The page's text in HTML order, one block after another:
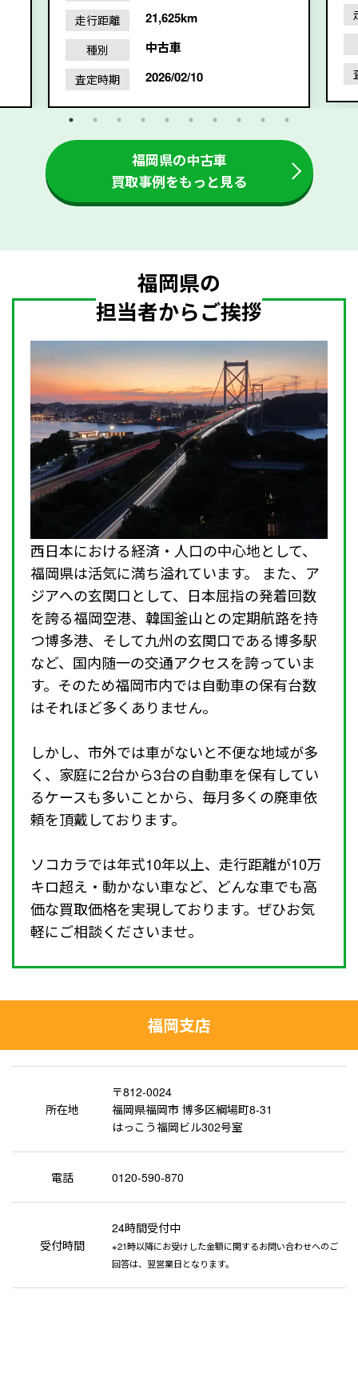
走行距離 21,625km
種別 中古車
査定時期 2026/02/10
福岡県の中古車
買取事例をもっと見る
福岡県の
担当者からご挨拶
西日本における経済・人口の中心地として、
福岡県は活気に満ち溢れています。 また、ア
ジアへの玄関口として、日本屈指の発着回数
を誇る福岡空港、韓国釜山との定期航路を持
つ博多港、そして九州の玄関口である博多駅
など、国内随一の交通アクセスを誇っていま
す。そのため福岡市内では自動車の保有台数
はそれほど多くありません。
しかし、市外では車がないと不便な地域が多
く、家庭に2台から3台の自動車を保有してい
るケースも多いことから、毎月多くの廃車依
頼を頂戴しております。
ソコカラでは年式10年以上、走行距離が10万
キロ超え・動かない車など、どんな車でも高
価な買取価格を実現しております。ぜひお気
軽にご相談くださいませ。
福岡支店
所在地
〒812-0024
福岡県福岡市 博多区綱場町8-31
はっこう福岡ビル302号室
電話 0120-590-870
受付時間
24時間受付中
※21時以降にお受けした金額に関するお問い合わせへのご
回答は、翌営業日となります。